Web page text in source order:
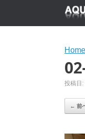
Home
投稿日:
← 前